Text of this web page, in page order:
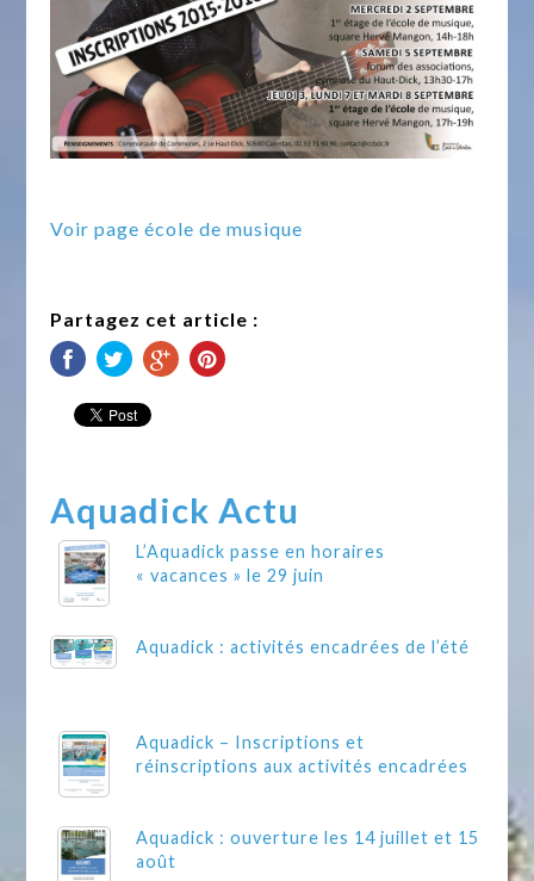
Voir page école de musique
Partagez cet article :
Aquadick Actu
L’Aquadick passe en horaires
« vacances » le 29 juin
Aquadick : activités encadrées de l’été
Aquadick – Inscriptions et
réinscriptions aux activités encadrées
Aquadick : ouverture les 14 juillet et 15
août